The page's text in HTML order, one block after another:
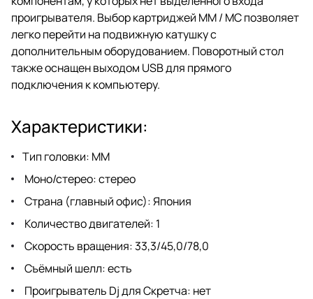
проигрывателя. Выбор картриджей MM / MC позволяет
легко перейти на подвижную катушку с
дополнительным оборудованием. Поворотный стол
также оснащен выходом USB для прямого
подключения к компьютеру.
Характеристики:
Тип головки: MM
Моно/стерео: стерео
Страна (главный офис): Япония
Количество двигателей: 1
Скорость вращения: 33,3/45,0/78,0
Съёмный шелл: есть
Проигрыватель Dj для Скретча: нет